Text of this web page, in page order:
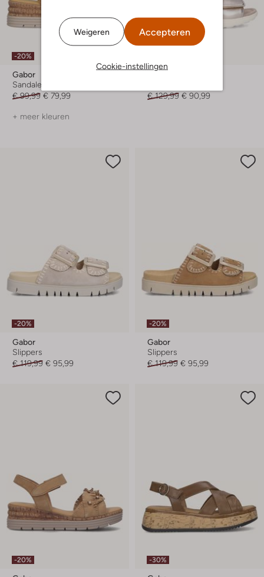
Weigeren Accepteren
Cookie-instellingen
-20%
Gabor
Sandalen met hak
€ 99,99 € 79,99
+ meer kleuren
€ 129,99 € 90,99
-20%
Gabor
Slippers
€ 119,99 € 95,99
-20%
Gabor
Slippers
€ 119,99 € 95,99
-20% -30%